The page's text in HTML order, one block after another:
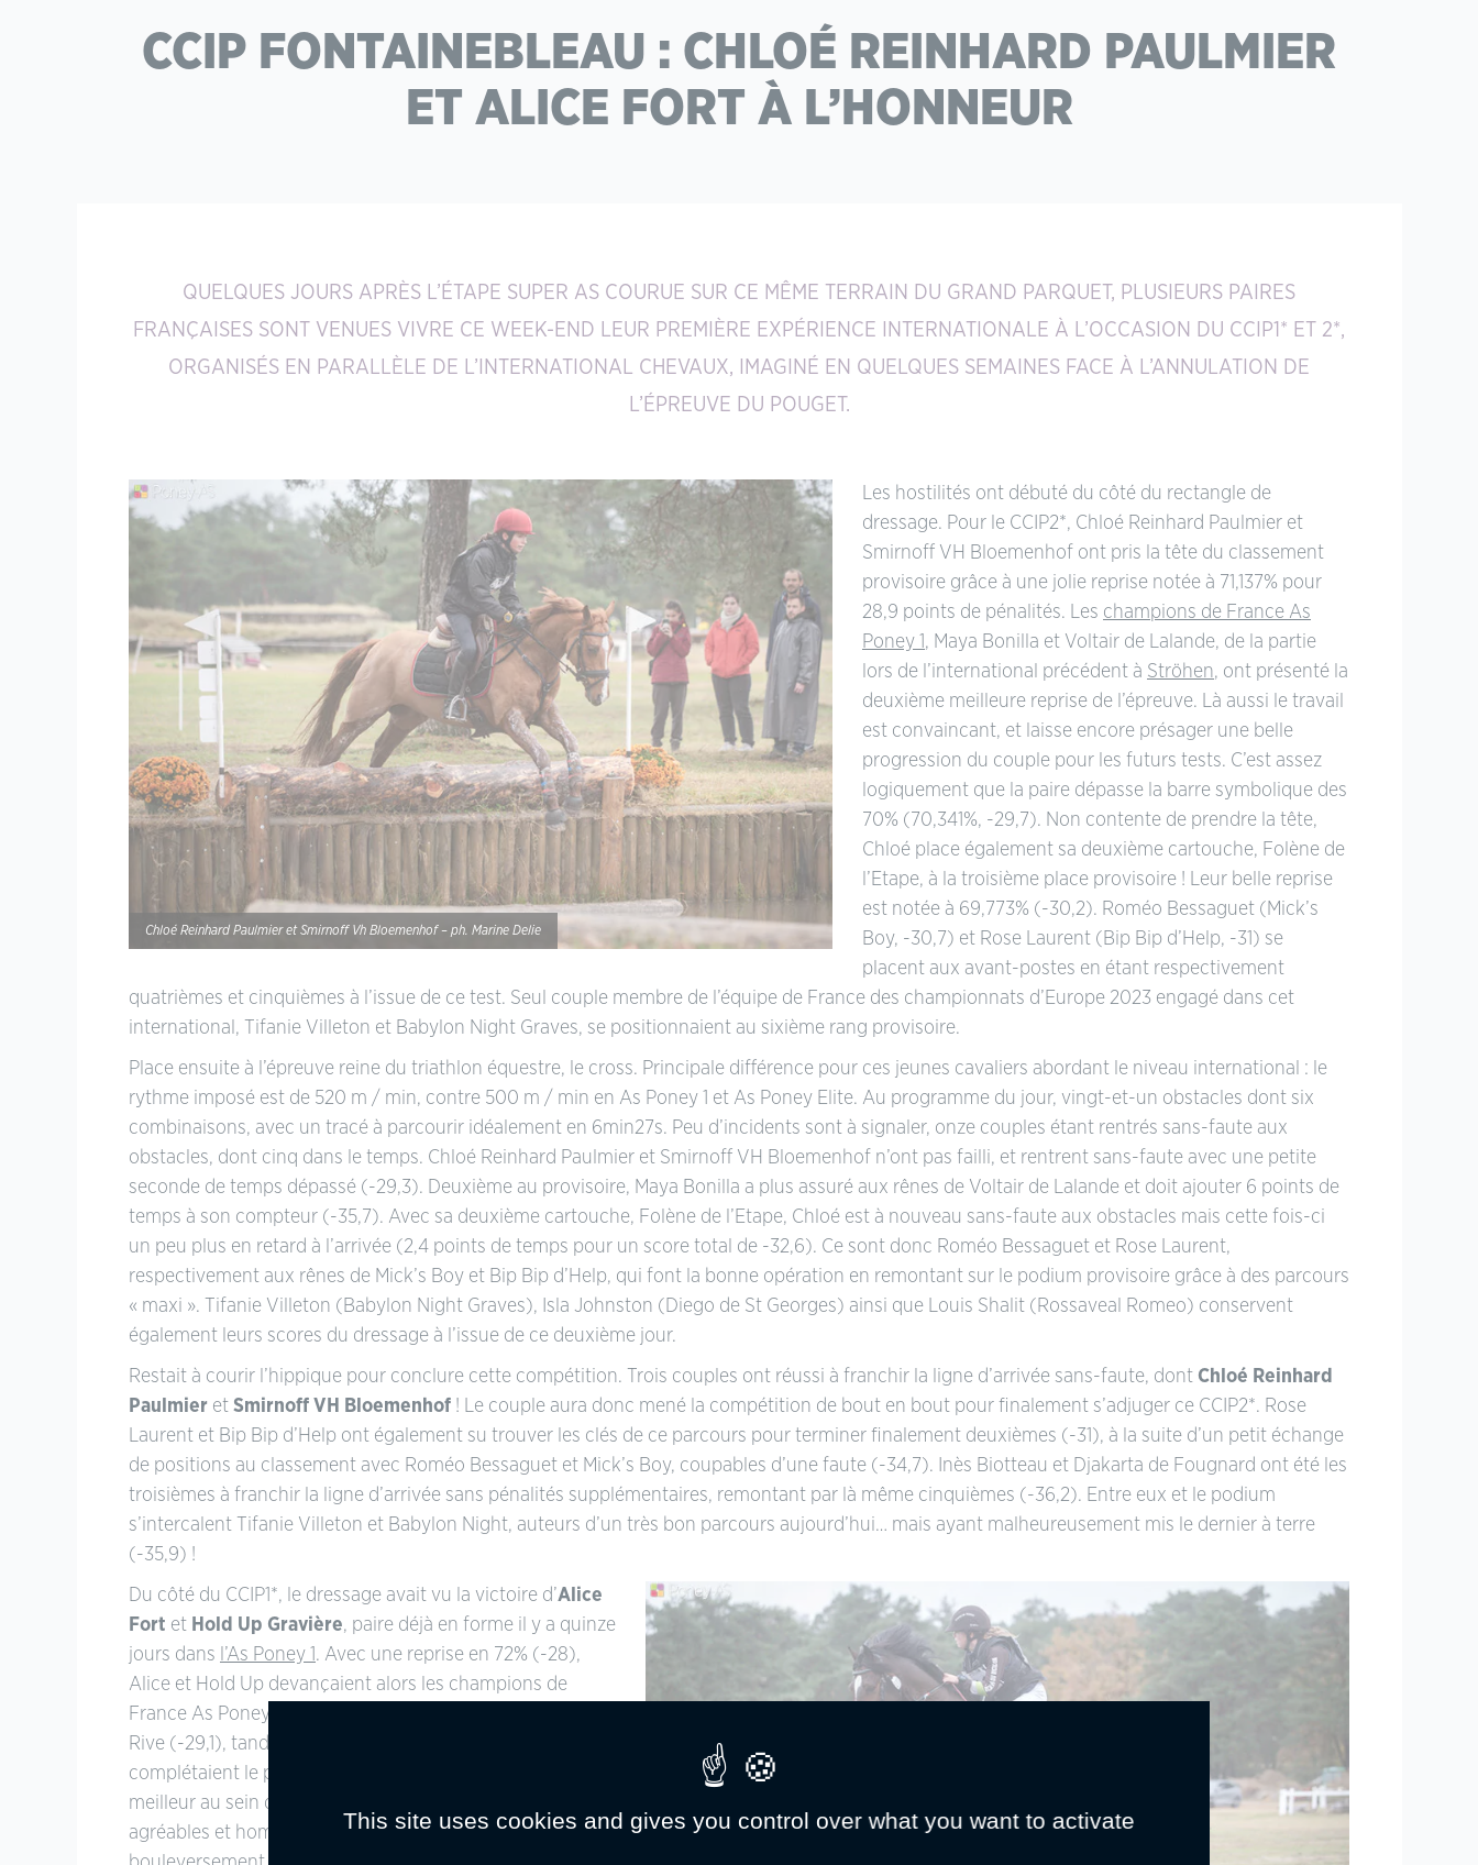
CCIP FONTAINEBLEAU : CHLOÉ REINHARD PAULMIER
ET ALICE FORT À L’HONNEUR
QUELQUES JOURS APRÈS L’ÉTAPE SUPER AS COURUE SUR CE MÊME TERRAIN DU GRAND PARQUET, PLUSIEURS PAIRES
FRANÇAISES SONT VENUES VIVRE CE WEEK-END LEUR PREMIÈRE EXPÉRIENCE INTERNATIONALE À L’OCCASION DU CCIP1* ET 2*,
ORGANISÉS EN PARALLÈLE DE L’INTERNATIONAL CHEVAUX, IMAGINÉ EN QUELQUES SEMAINES FACE À L’ANNULATION DE
L’ÉPREUVE DU POUGET.
Chloé Reinhard Paulmier et Smirnoff Vh Bloemenhof – ph. Marine Delie
Les hostilités ont débuté du côté du rectangle de
dressage. Pour le CCIP2*, Chloé Reinhard Paulmier et
Smirnoff VH Bloemenhof ont pris la tête du classement
provisoire grâce à une jolie reprise notée à 71,137% pour
28,9 points de pénalités. Les champions de France As
Poney 1 , Maya Bonilla et Voltair de Lalande, de la partie
lors de l’international précédent à Ströhen, ont présenté la
deuxième meilleure reprise de l’épreuve. Là aussi le travail
est convaincant, et laisse encore présager une belle
progression du couple pour les futurs tests. C’est assez
logiquement que la paire dépasse la barre symbolique des
70% (70,341%, -29,7). Non contente de prendre la tête,
Chloé place également sa deuxième cartouche, Folène de
l’Etape, à la troisième place provisoire ! Leur belle reprise
est notée à 69,773% (-30,2). Roméo Bessaguet (Mick’s
Boy, -30,7) et Rose Laurent (Bip Bip d’Help, -31) se
placent aux avant-postes en étant respectivement
quatrièmes et cinquièmes à l’issue de ce test. Seul couple membre de l’équipe de France des championnats d’Europe 2023 engagé dans cet
international, Tifanie Villeton et Babylon Night Graves, se positionnaient au sixième rang provisoire.
Place ensuite à l’épreuve reine du triathlon équestre, le cross. Principale différence pour ces jeunes cavaliers abordant le niveau international : le
rythme imposé est de 520 m / min, contre 500 m / min en As Poney 1 et As Poney Elite. Au programme du jour, vingt-et-un obstacles dont six
combinaisons, avec un tracé à parcourir idéalement en 6min27s. Peu d’incidents sont à signaler, onze couples étant rentrés sans-faute aux
obstacles, dont cinq dans le temps. Chloé Reinhard Paulmier et Smirnoff VH Bloemenhof n’ont pas failli, et rentrent sans-faute avec une petite
seconde de temps dépassé (-29,3). Deuxième au provisoire, Maya Bonilla a plus assuré aux rênes de Voltair de Lalande et doit ajouter 6 points de
temps à son compteur (-35,7). Avec sa deuxième cartouche, Folène de l’Etape, Chloé est à nouveau sans-faute aux obstacles mais cette fois-ci
un peu plus en retard à l’arrivée (2,4 points de temps pour un score total de -32,6). Ce sont donc Roméo Bessaguet et Rose Laurent,
respectivement aux rênes de Mick’s Boy et Bip Bip d’Help, qui font la bonne opération en remontant sur le podium provisoire grâce à des parcours
« maxi ». Tifanie Villeton (Babylon Night Graves), Isla Johnston (Diego de St Georges) ainsi que Louis Shalit (Rossaveal Romeo) conservent
également leurs scores du dressage à l’issue de ce deuxième jour.
Restait à courir l’hippique pour conclure cette compétition. Trois couples ont réussi à franchir la ligne d’arrivée sans-faute, dont Chloé Reinhard
Paulmier et Smirnoff VH Bloemenhof ! Le couple aura donc mené la compétition de bout en bout pour finalement s’adjuger ce CCIP2*. Rose
Laurent et Bip Bip d’Help ont également su trouver les clés de ce parcours pour terminer finalement deuxièmes (-31), à la suite d’un petit échange
de positions au classement avec Roméo Bessaguet et Mick’s Boy, coupables d’une faute (-34,7). Inès Biotteau et Djakarta de Fougnard ont été les
troisièmes à franchir la ligne d’arrivée sans pénalités supplémentaires, remontant par là même cinquièmes (-36,2). Entre eux et le podium
s’intercalent Tifanie Villeton et Babylon Night, auteurs d’un très bon parcours aujourd’hui… mais ayant malheureusement mis le dernier à terre
(-35,9) !
Du côté du CCIP1*, le dressage avait vu la victoire d’Alice
Fort et Hold Up Gravière, paire déjà en forme il y a quinze
jours dans l’As Poney 1 . Avec une reprise en 72% (-28),
Alice et Hold Up devançaient alors les champions de
France As Poney 2D Cadets Zoé Camurat et Django de la
Rive (-29,1), tandis que Cyndie Moro et Briséis
complétaient le podium provisoire (-30,1), prenant le
meilleur au sein d’un groupe uniforme de reprises
agréables et homogènes notées entre 68 et 69%. Pas de
This site uses cookies and gives you control over what you want to activate